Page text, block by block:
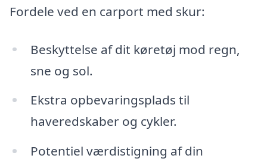
Fordele ved en carport med skur:
Beskyttelse af dit køretøj mod regn,
sne og sol.
Ekstra opbevaringsplads til
haveredskaber og cykler.
Potentiel værdistigning af din